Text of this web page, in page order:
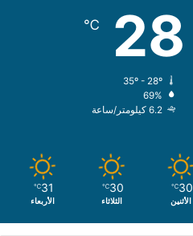
28
℃
69%
6.2 كيلومتر/ساعة
30
℃
الأثنين
30
℃
الثلاثاء
31
℃
الأربعاء